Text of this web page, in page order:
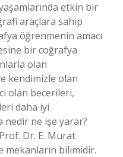
etkin bir
araçlara sahip
öğrenmenin amacı
bir coğrafya
olan
kendimizle olan
olan becerileri,
daha iyi
nedir ne işe yarar?
Dr. E. Murat
mekanların bilimidir.